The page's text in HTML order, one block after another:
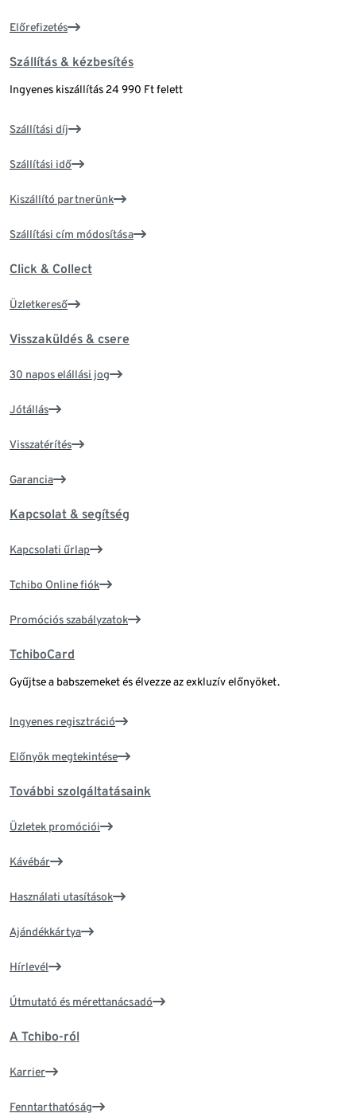
Előrefizetés
Szállítás & kézbesítés
Ingyenes kiszállítás 24 990 Ft felett
Szállítási díj
Szállítási idő
Kiszállító partnerünk
Szállítási cím módosítása
Click & Collect
Üzletkereső
Visszaküldés & csere
30 napos elállási jog
Jótállás
Visszatérítés
Garancia
Kapcsolat & segítség
Kapcsolati űrlap
Tchibo Online fiók
Promóciós szabályzatok
TchiboCard
Gyűjtse a babszemeket és élvezze az exkluzív előnyöket.
Ingyenes regisztráció
Előnyök megtekintése
További szolgáltatásaink
Üzletek promóciói
Kávébár
Használati utasítások
Ajándékkártya
Hírlevél
Útmutató és mérettanácsadó
A Tchibo-ról
Karrier
Fenntarthatóság